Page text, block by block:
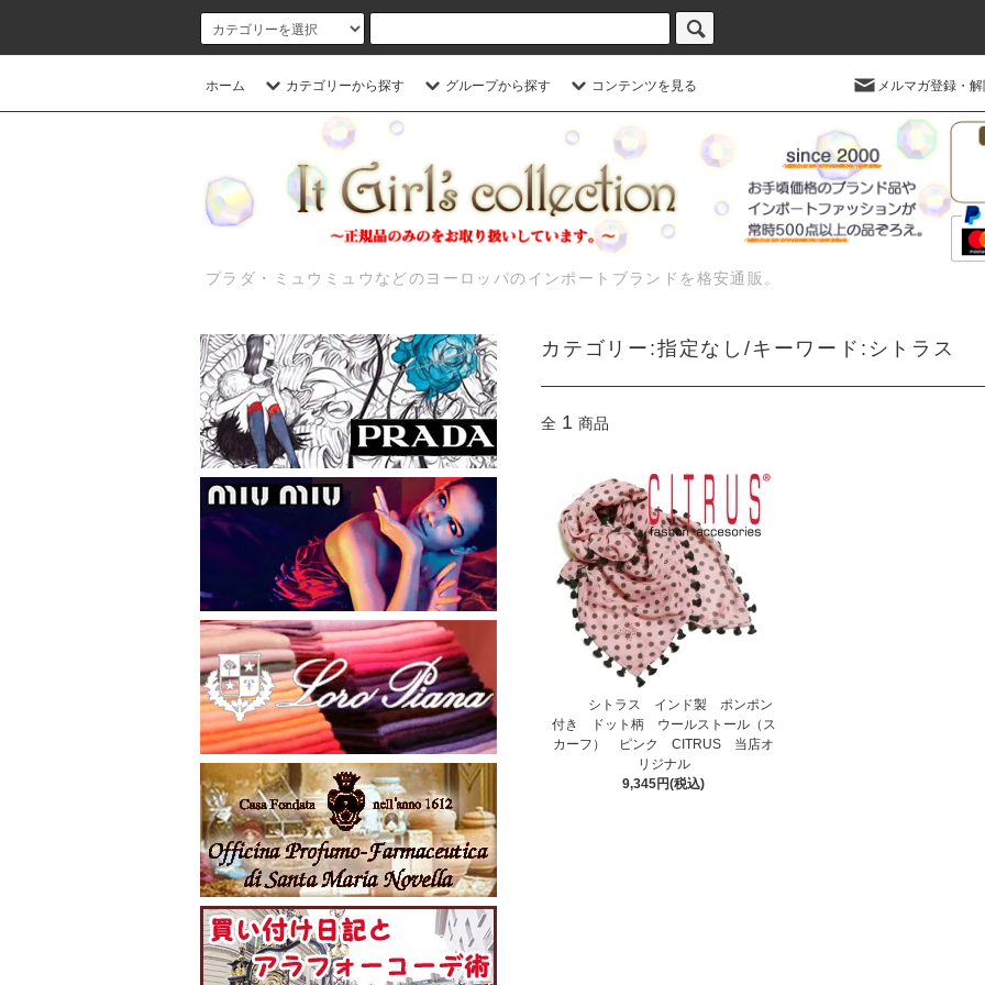
ホーム カテゴリーから探す グループから探す コンテンツを見る メルマガ登録・
プラダ・ミュウミュウなどのヨーロッパのインポートブランドを格安通販。
カテゴリー:指定なし/キーワード:シトラス
全 1 商品
シトラス インド製 ポンポン
付き ドット柄 ウールストール（ス
カーフ） ピンク CITRUS 当店オ
リジナル
9,345円(税込)